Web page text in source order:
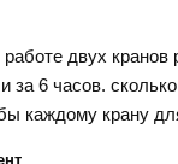
двух кранов
за 6 часов.
каждому крану